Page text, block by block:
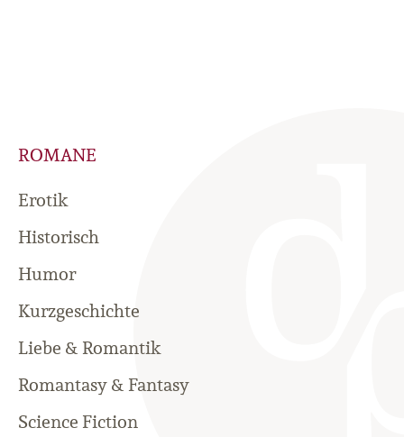
ROMANE
Erotik
Historisch
Humor
Kurzgeschichte
Liebe & Romantik
Romantasy & Fantasy
Science Fiction